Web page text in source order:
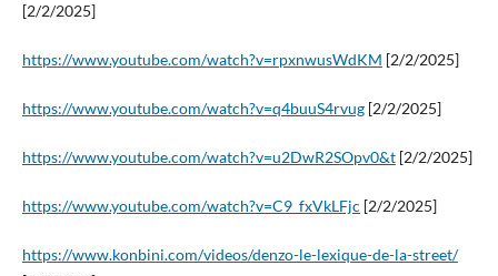
[2/2/2025]
https://www.youtube.com/watch?v=rpxnwusWdKM [2/2/2025]
https://www.youtube.com/watch?v=q4buuS4rvug[2/2/2025]
https://www.youtube.com/watch?v=u2DwR2SOpv0&t[2/2/2025]
https://www.youtube.com/watch?v=C9_fxVkLFjc [2/2/2025]
https://www.konbini.com/videos/denzo-le-lexique-de-la-street/